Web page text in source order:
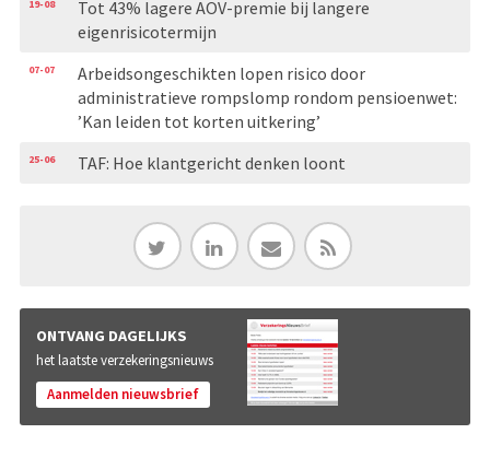
19-08
Tot 43% lagere AOV-premie bij langere
eigenrisicotermijn
07-07
Arbeidsongeschikten lopen risico door
administratieve rompslomp rondom pensioenwet:
’Kan leiden tot korten uitkering’
25-06 TAF: Hoe klantgericht denken loont
ONTVANG DAGELIJKS
het laatste verzekeringsnieuws
Aanmelden nieuwsbrief